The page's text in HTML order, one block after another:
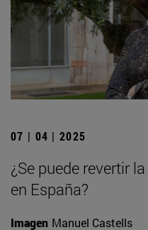
07 | 04 | 2025
¿Se puede revertir
en España?
Imagen Manuel Castells